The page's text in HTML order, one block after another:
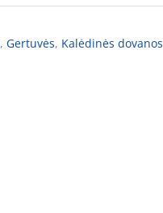
, Gertuvės, Kalėdinės dovanos